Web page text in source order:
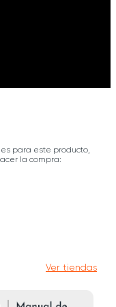
para este producto,
la compra:
Ver tiendas